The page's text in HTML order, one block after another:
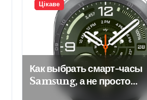
Цікаве
Как выбрать смарт-часы
Samsung, а не просто
взять модель подороже